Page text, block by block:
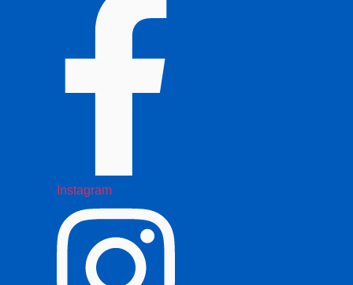
Instagram